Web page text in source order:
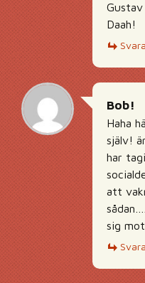
Daah!
Svara
Bob!
Haha
själv!
har
att
sig
Svara